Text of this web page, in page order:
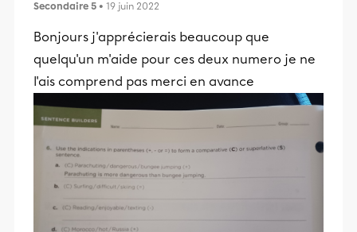
Secondaire 5 • 19 juin 2022
Bonjours j'apprécierais beaucoup que
quelqu'un m'aide pour ces deux numero je ne
l'ais comprend pas merci en avance